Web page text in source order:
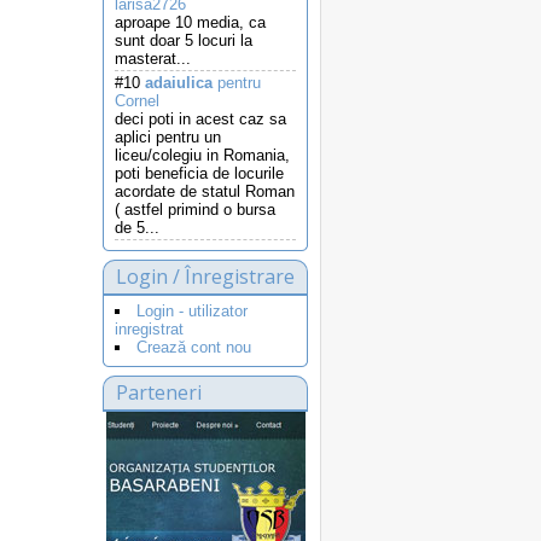
larisa2726
aproape 10 media, ca
sunt doar 5 locuri la
masterat...
#10 adaiulicapentru
Cornel
deci poti in acest caz sa
aplici pentru un
liceu/colegiu in Romania,
poti beneficia de locurile
acordate de statul Roman
( astfel primind o bursa
de 5...
Login / Înregistrare
Login - utilizator
inregistrat
Crează cont nou
Parteneri